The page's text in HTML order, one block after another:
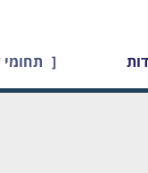
תחומי